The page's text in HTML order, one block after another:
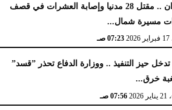
السودان .. مقتل 28 مدنيا وإصابة العشرات في قصف
مسيرة شمال...
07:23 صـ
تدخل حيز التنفيذ .. ووزارة الدفاع تحذر ”قسد”
خرق...
07:56 صـ